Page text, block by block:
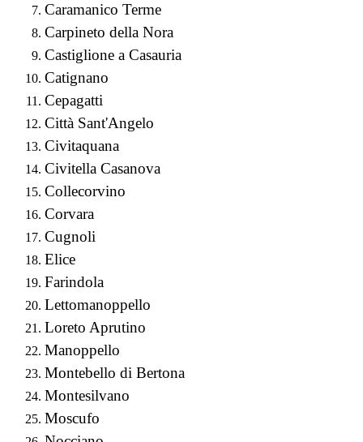
Caramanico Terme
Carpineto della Nora
Castiglione a Casauria
Catignano
Cepagatti
Città Sant'Angelo
Civitaquana
Civitella Casanova
Collecorvino
Corvara
Cugnoli
Elice
Farindola
Lettomanoppello
Loreto Aprutino
Manoppello
Montebello di Bertona
Montesilvano
Moscufo